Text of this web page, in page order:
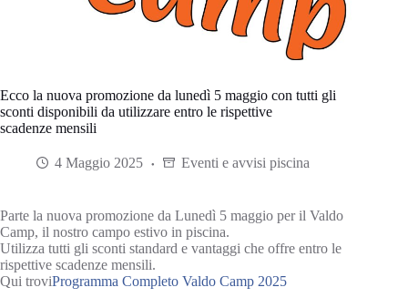
Ecco la nuova promozione da lunedì 5 maggio con tutti gli
sconti disponibili da utilizzare entro le rispettive
scadenze mensili
4 Maggio 2025 Eventi e avvisi piscina
Parte la nuova promozione da Lunedì 5 maggio per il Valdo
Camp, il nostro campo estivo in piscina.
Utilizza tutti gli sconti standard e vantaggi che offre entro le
rispettive scadenze mensili.
Qui troviProgramma Completo Valdo Camp 2025